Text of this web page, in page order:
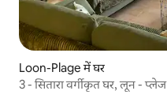
Loon-Plage में घर
3 - सितारा वर्गीकृत घर, लून - प्लेज